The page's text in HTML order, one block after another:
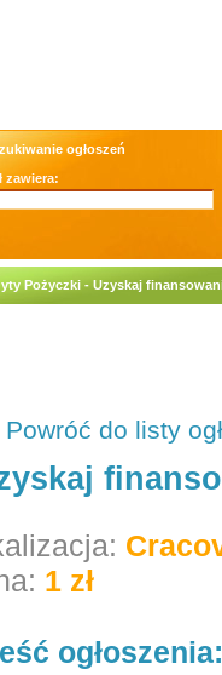
ogłoszeń
zawiera:
Pożyczki - Uzyskaj
Powróć do listy
1 zł
ogłoszenia: